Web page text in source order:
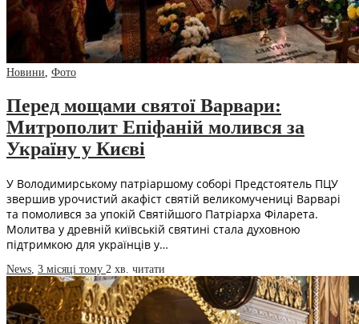
Новини, Фото
Перед мощами святої Варвари:
Митрополит Епіфаній молився за
Україну у Києві
У Володимирському патріаршому соборі Предстоятель ПЦУ
звершив урочистий акафіст святій великомучениці Варварі
та помолився за упокій Святійшого Патріарха Філарета.
Молитва у древній київській святині стала духовною
підтримкою для українців у…
News, 3 місяці тому 2 хв. читати